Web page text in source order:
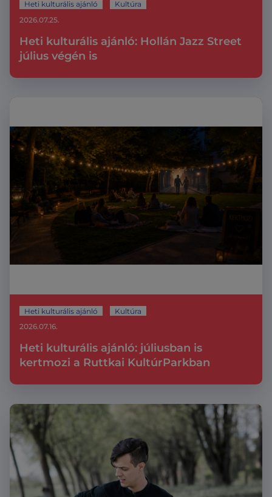
Heti kulturális ajánló Kultúra
Heti kulturális ajánló: Hollán Jazz Street
július végén is
2026.07.25.
Heti kulturális ajánló Kultúra
Heti kulturális ajánló: júliusban is
kertmozi a Ruttkai KultúrParkban
2026.07.16.